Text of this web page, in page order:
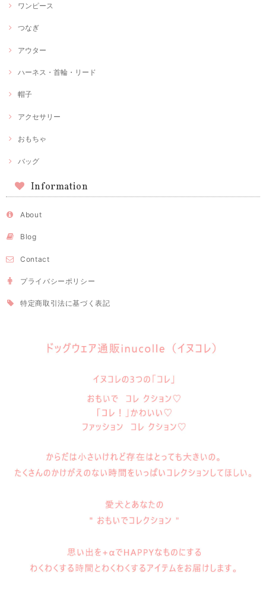
ワンピース
つなぎ
アウター
ハーネス・首輪・リード
帽子
アクセサリー
おもちゃ
バッグ
Information
About
Blog
Contact
プライバシーポリシー
特定商取引法に基づく表記